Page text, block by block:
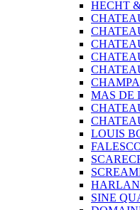
HECHT
MAS DE
LOUIS
HARLAN
SINE